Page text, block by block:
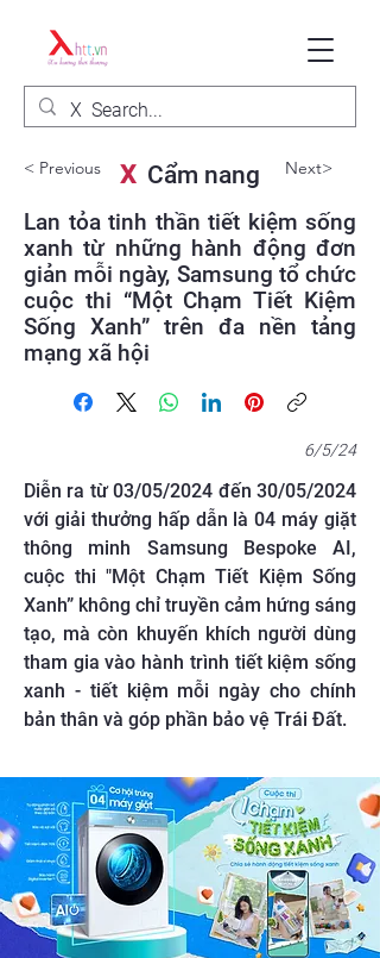
< Previous XCẩm nang Next>
Lan tỏa tinh thần tiết kiệm sống
xanh từ những hành động đơn
giản mỗi ngày, Samsung tổ chức
cuộc thi “Một Chạm Tiết Kiệm
Sống Xanh” trên đa nền tảng
mạng xã hội
6/5/24
Diễn ra từ 03/05/2024 đến 30/05/2024
với giải thưởng hấp dẫn là 04 máy giặt
thông minh Samsung Bespoke AI,
cuộc thi "Một Chạm Tiết Kiệm Sống
Xanh” không chỉ truyền cảm hứng sáng
tạo, mà còn khuyến khích người dùng
tham gia vào hành trình tiết kiệm sống
xanh - tiết kiệm mỗi ngày cho chính
bản thân và góp phần bảo vệ Trái Đất.